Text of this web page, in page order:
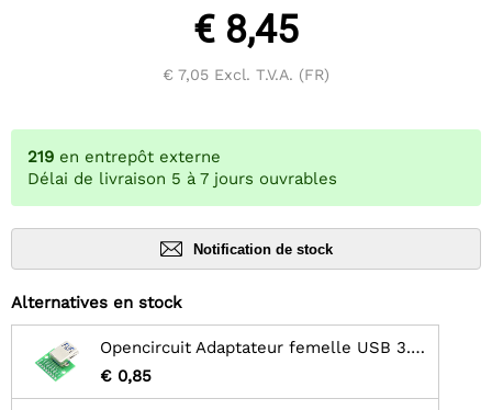
€ 8,45
€ 7,05 Excl. T.V.A. (FR)
219 en entrepôt externe
Délai de livraison 5 à 7 jours ouvrables
Notification de stock
Alternatives en stock
Opencircuit Adaptateur femelle USB 3.0 vers dip 9 broches
€ 0,85